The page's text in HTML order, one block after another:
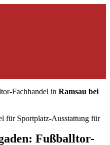
Fachhandel in Ramsau bei
für Sportplatz-Ausstattung für
Fußballtor-